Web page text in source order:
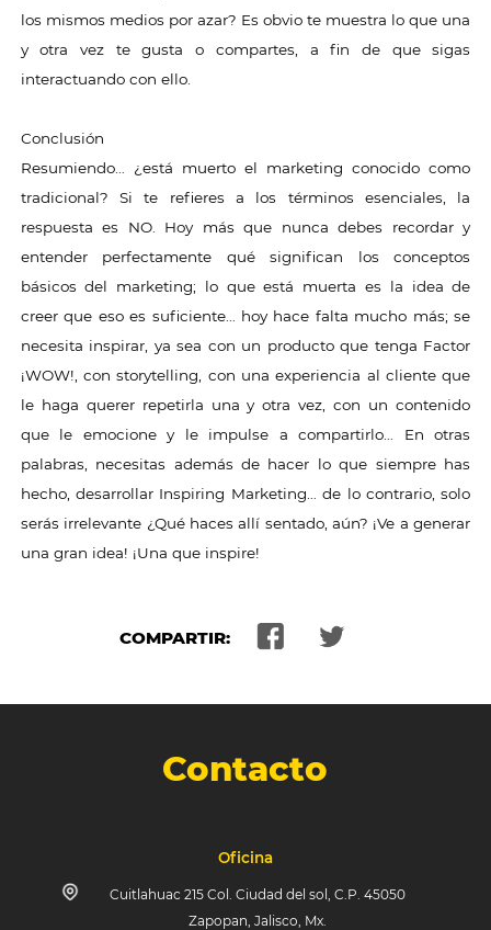
los mismos medios por azar? Es obvio te muestra lo que una
y otra vez te gusta o compartes, a fin de que sigas
interactuando con ello.
Conclusión
Resumiendo… ¿está muerto el marketing conocido como
tradicional? Si te refieres a los términos esenciales, la
respuesta es NO. Hoy más que nunca debes recordar y
entender perfectamente qué significan los conceptos
básicos del marketing; lo que está muerta es la idea de
creer que eso es suficiente… hoy hace falta mucho más; se
necesita inspirar, ya sea con un producto que tenga Factor
¡WOW!, con storytelling, con una experiencia al cliente que
le haga querer repetirla una y otra vez, con un contenido
que le emocione y le impulse a compartirlo… En otras
palabras, necesitas además de hacer lo que siempre has
hecho, desarrollar Inspiring Marketing… de lo contrario, solo
serás irrelevante ¿Qué haces allí sentado, aún? ¡Ve a generar
una gran idea! ¡Una que inspire!
COMPARTIR:
Contacto
Oficina
Cuitlahuac 215 Col. Ciudad del sol, C.P. 45050
Zapopan, Jalisco, Mx.